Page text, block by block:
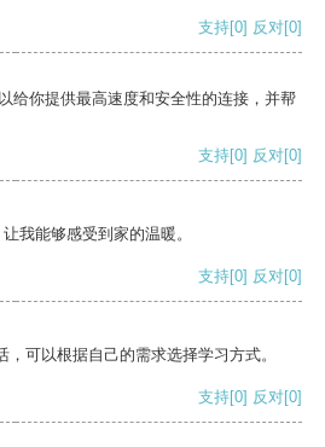
支持[0] 反对[0]
给你提供最高速度和安全性的连接，并帮
支持[0] 反对[0]
我能够感受到家的温暖。
支持[0] 反对[0]
可以根据自己的需求选择学习方式。
支持[0] 反对[0]